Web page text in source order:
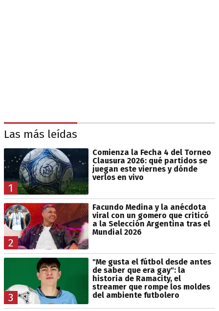
Las más leídas
1
Comienza la Fecha 4 del Torneo
Clausura 2026: qué partidos se
juegan este viernes y dónde
verlos en vivo
2
Facundo Medina y la anécdota
viral con un gomero que criticó
a la Selección Argentina tras el
Mundial 2026
3
"Me gusta el fútbol desde antes
de saber que era gay": la
historia de Ramacity, el
streamer que rompe los moldes
del ambiente futbolero